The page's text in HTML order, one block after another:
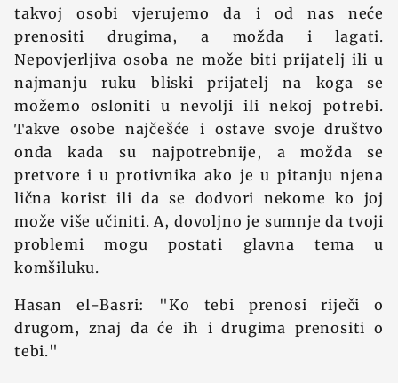
takvoj osobi vjerujemo da i od nas neće
prenositi drugima, a možda i lagati.
Nepovjerljiva osoba ne može biti prijatelj ili u
najmanju ruku bliski prijatelj na koga se
možemo osloniti u nevolji ili nekoj potrebi.
Takve osobe najčešće i ostave svoje društvo
onda kada su najpotrebnije, a možda se
pretvore i u protivnika ako je u pitanju njena
lična korist ili da se dodvori nekome ko joj
može više učiniti. A, dovoljno je sumnje da tvoji
problemi mogu postati glavna tema u
komšiluku.
Hasan el-Basri: "Ko tebi prenosi riječi o
drugom, znaj da će ih i drugima prenositi o
tebi."